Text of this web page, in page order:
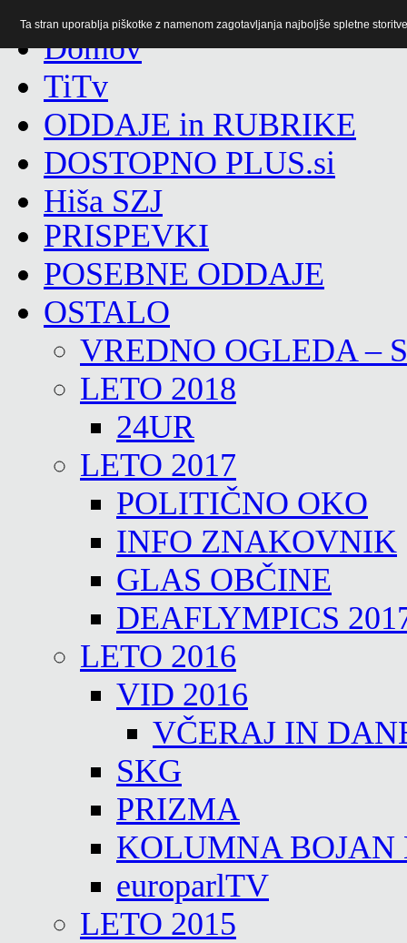
TiTv
ODDAJE in RUBRIKE
DOSTOPNO PLUS.si
Hiša SZJ
PRISPEVKI
POSEBNE ODDAJE
OSTALO
VREDNO OGLEDA –
LETO 2018
24UR
LETO 2017
POLITIČNO OKO
INFO ZNAKOVNIK
GLAS OBČINE
DEAFLYMPICS
LETO 2016
VID 2016
VČERAJ IN
SKG
PRIZMA
KOLUMNA BOJAN
europarlTV
LETO 2015
Ta stran uporablja piškotke z namenom zagotavljanja najboljše spletne